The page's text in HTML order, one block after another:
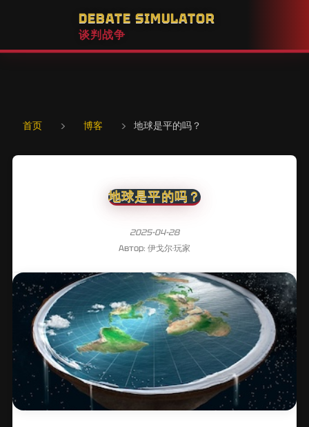
DEBATE SIMULATOR
谈判战争
首页 › 博客 › 地球是平的吗？
地球是平的吗？
2025-04-28
Автор: 伊戈尔·玩家